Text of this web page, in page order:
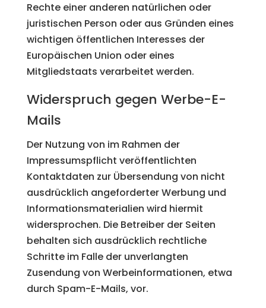
Rechte einer anderen natürlichen oder
juristischen Person oder aus Gründen eines
wichtigen öffentlichen Interesses der
Europäischen Union oder eines
Mitgliedstaats verarbeitet werden.
Widerspruch gegen Werbe-E-
Mails
Der Nutzung von im Rahmen der
Impressumspflicht veröffentlichten
Kontaktdaten zur Übersendung von nicht
ausdrücklich angeforderter Werbung und
Informationsmaterialien wird hiermit
widersprochen. Die Betreiber der Seiten
behalten sich ausdrücklich rechtliche
Schritte im Falle der unverlangten
Zusendung von Werbeinformationen, etwa
durch Spam-E-Mails, vor.